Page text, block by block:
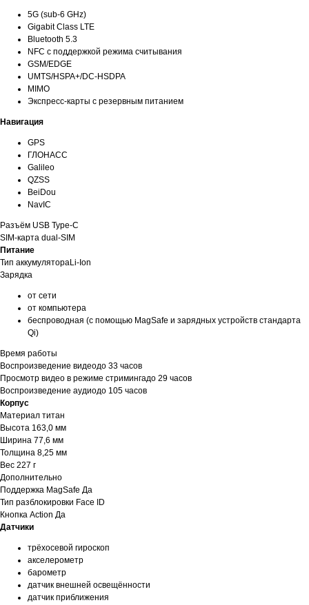
5G (sub‑6 GHz)
Gigabit Class LTE
Bluetooth 5.3
NFC с поддержкой режима считывания
GSM/EDGE
UMTS/​HSPA+/​DC-HSDPA
MIMO
Экспресс‑карты с резервным питанием
Навигация
GPS
ГЛОНАСС
Galileo
QZSS
BeiDou
NavIC
Разъём USB Type-C
SIM-карта dual-SIM
Питание
Тип аккумулятораLi-Ion
Зарядка
от сети
от компьютера
беспроводная (с помощью MagSafe и зарядных устройств стандарта
Qi)
Время работы
Воспроизведение видеодо 33 часов
Просмотр видео в режиме стримингадо 29 часов
Воспроизведение аудиодо 105 часов
Корпус
Материал титан
Высота 163,0 мм
Ширина 77,6 мм
Толщина 8,25 мм
Вес 227 г
Дополнительно
Поддержка MagSafe Да
Тип разблокировки Face ID
Кнопка Action Да
Датчики
трёхосевой гироскоп
акселерометр
барометр
датчик внешней освещённости
датчик приближения
Оставить заявку
Мы можем специально для вас
заказать необходимое устройство.
Для этого оставьте заявку на сайте
и наш менеджер свяжется с вами
в ближайшее время.
Доставка осуществляется
в кратчайшие сроки — всего 2−4 дня.
(Подробнее у менеджера)
ЕСЛИ ВЫ
НУЖНО?